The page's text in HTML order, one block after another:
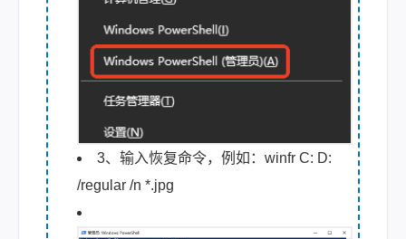
3、输入恢复命令，例如：winfr C: D:
/regular /n *.jpg